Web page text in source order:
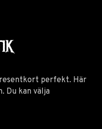
perfekt. Här
Du kan välja